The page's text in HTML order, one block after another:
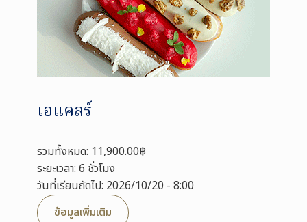
เอแคลร์
รวมทั้งหมด: 11,900.00฿
ระยะเวลา: 6 ชั่วโมง
วันที่เรียนถัดไป: 2026/10/20 - 8:00
ข้อมูลเพิ่มเติม